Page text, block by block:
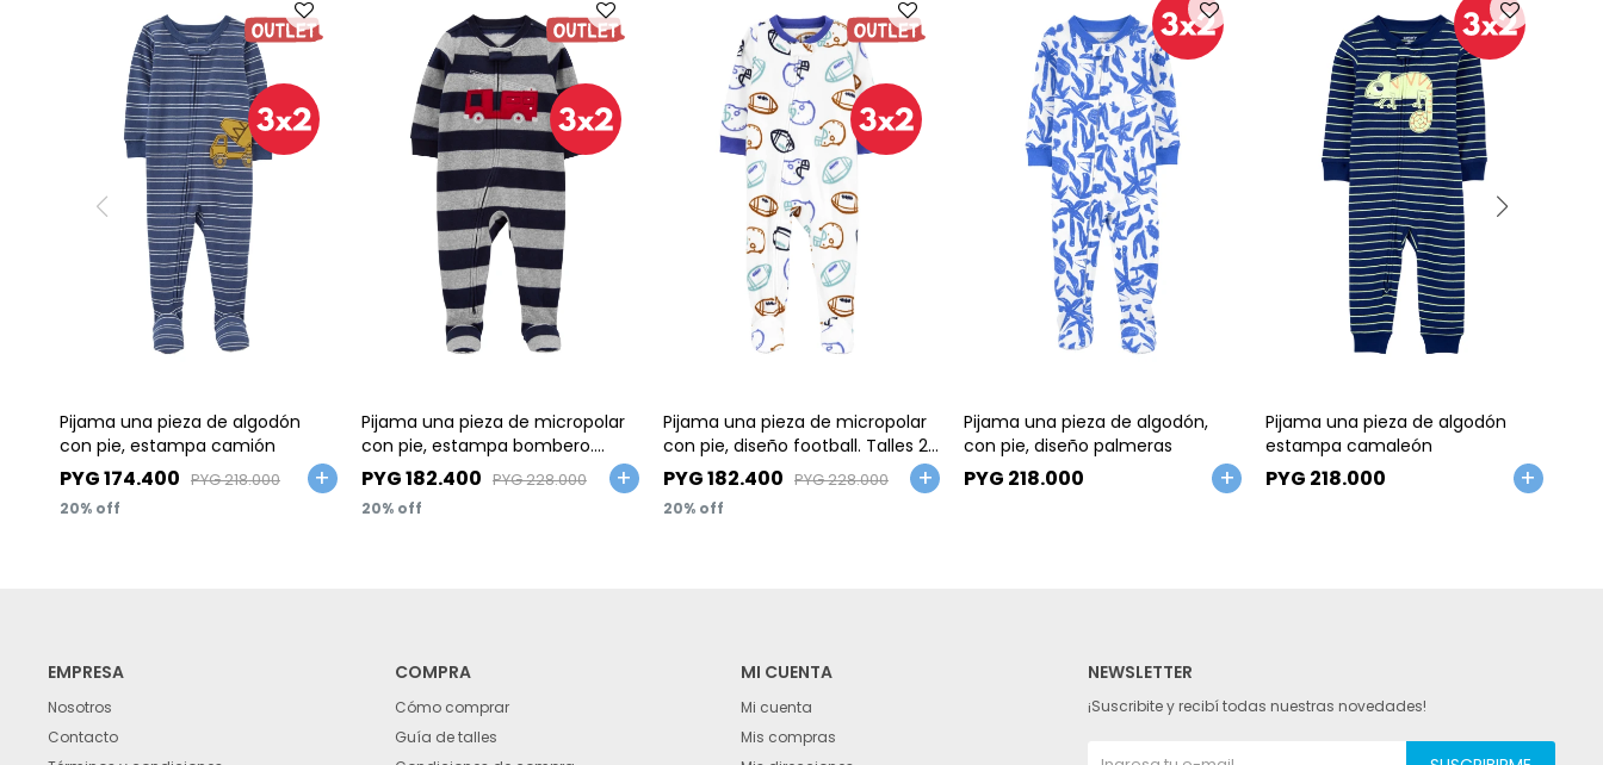
Pijama una pieza de algodón
con pie, estampa camión
PYG174.400 PYG218.000
20
Pijama una pieza de micropolar
con pie, estampa bombero.
Talles 2-5T
PYG182.400 PYG228.000
20
Pijama una pieza de micropolar
con pie, diseño football. Talles 2-
5T
PYG182.400 PYG228.000
20
Pijama una pieza de algodón,
con pie, diseño palmeras
PYG 218.000
Pijama una pieza de algodón
estampa camaleón
PYG 218.000
EMPRESA
Nosotros
Contacto
COMPRA
Cómo comprar
Guía de talles
MI CUENTA
Mi cuenta
Mis compras
NEWSLETTER
¡Suscribite y recibí todas nuestras novedades!